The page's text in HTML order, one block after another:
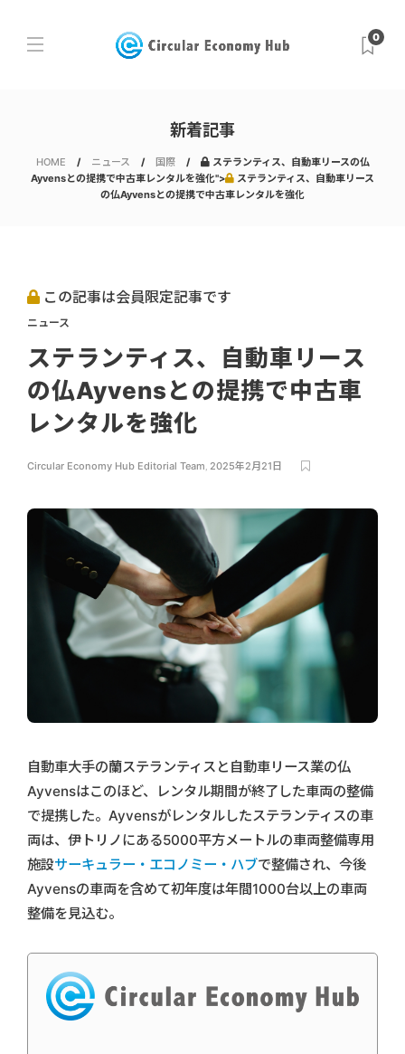
0
新着記事
HOME ニュース 国際
ステランティス、自動車リースの仏
Ayvensとの提携で中古車レンタルを強化">
ステランティス、自動車リース
の仏Ayvensとの提携で中古車レンタルを強化
この記事は会員限定記事です
ニュース
ステランティス、自動車リース
の仏Ayvensとの提携で中古車
レンタルを強化
Circular Economy Hub Editorial Team, 2025年2月21日
自動車大手の蘭ステランティスと自動車リース業の仏
Ayvensはこのほど、レンタル期間が終了した車両の整備
で提携した。Ayvensがレンタルしたステランティスの車
両は、伊トリノにある5000平方メートルの車両整備専用
施設サーキュラー・エコノミー・ハブで整備され、今後
Ayvensの車両を含めて初年度は年間1000台以上の車両
整備を見込む。